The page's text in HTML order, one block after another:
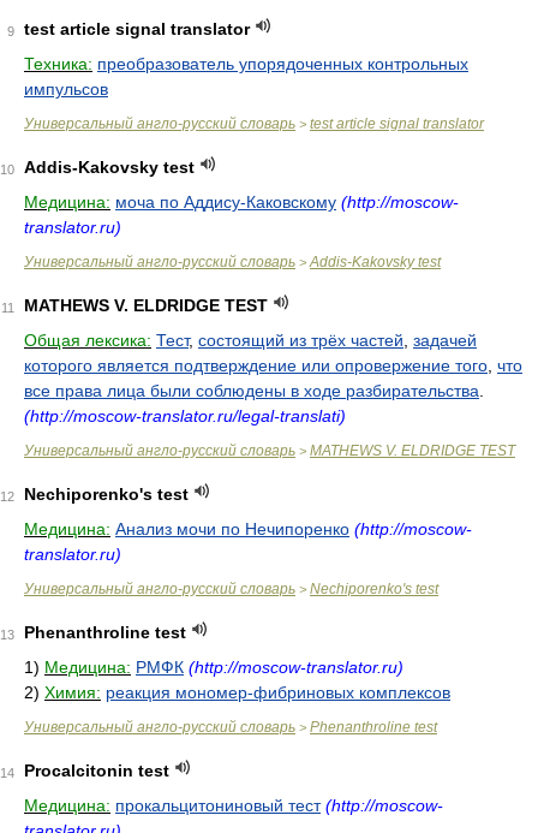
9
test article signal translator
Техника: преобразователь упорядоченных контрольных
импульсов
Универсальный англо-русский словарь > test article signal translator
10
Addis-Kakovsky test
Медицина: моча по Аддису-Каковскому (http://moscow-
translator.ru)
Универсальный англо-русский словарь > Addis-Kakovsky test
11
MATHEWS V. ELDRIDGE TEST
Общая лексика: Тест, состоящий из трёх частей задачей
которого является подтверждение или опровержение того что
все права лица были соблюдены в ходе разбирательства
(http://moscow-translator.ru/legal-translati)
Универсальный англо-русский словарь > MATHEWS V. ELDRIDGE TEST
12
Nechiporenko's test
Медицина: Анализ мочи по Нечипоренко (http://moscow-
translator.ru)
Универсальный англо-русский словарь > Nechiporenko's test
13
Phenanthroline test
1) Медицина: РМФК (http://moscow-translator.ru)
2) Химия: реакция мономер-фибриновых комплексов
Универсальный англо-русский словарь > Phenanthroline test
14
Procalcitonin test
Медицина: прокальцитониновый тест (http://moscow-